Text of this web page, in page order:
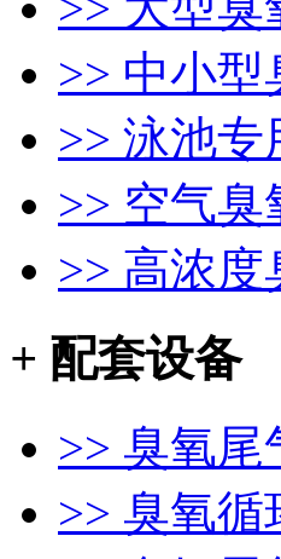
>> 中小型
>> 泳池
>> 空气臭
>> 高浓度
+ 配套设备
>> 臭氧尾
>> 臭氧